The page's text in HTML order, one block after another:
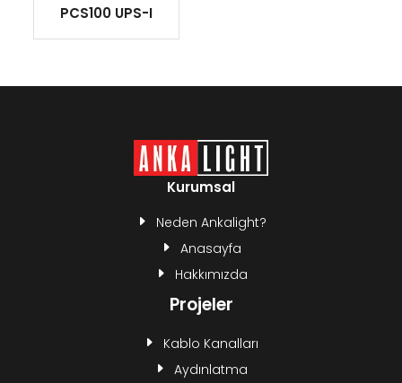
PCS100 UPS-I
Kurumsal
Neden Ankalight?
Anasayfa
Hakkımızda
Projeler
Kablo Kanalları
Aydınlatma